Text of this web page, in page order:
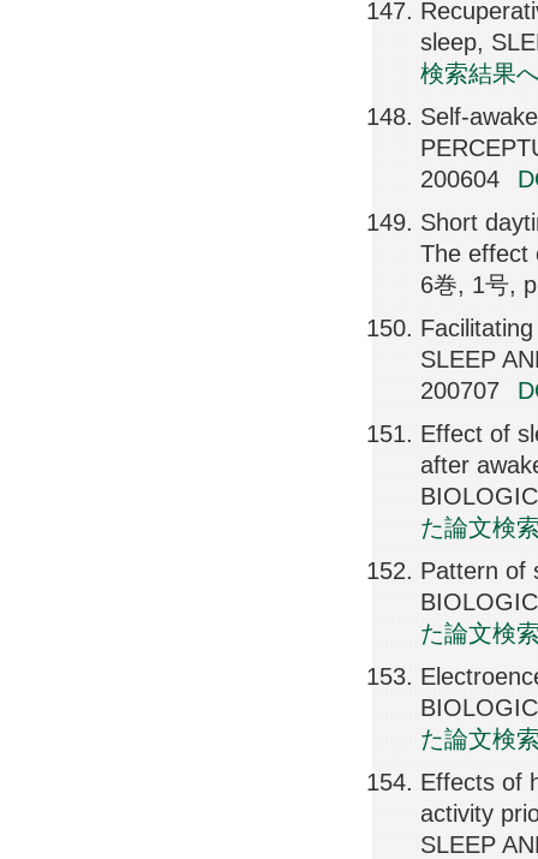
sleep,
検索結果
Self-
200604
Short
The effect
6巻, 1号,
SLEEP
200707
Effect of
after
た論文検
Pattern of
た論文検
た論文検
Effects of
activity
SLEEP